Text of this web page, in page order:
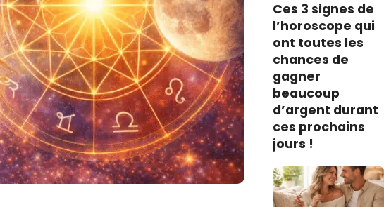
Ces 3 signes de
l’horoscope qui
ont toutes les
chances de
gagner
beaucoup
d’argent durant
ces prochains
jours !